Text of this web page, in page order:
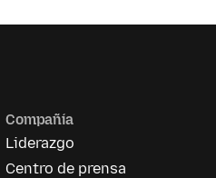
Compañía
Liderazgo
Centro de prensa